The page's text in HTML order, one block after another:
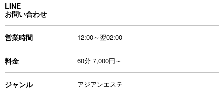
LINE
お問い合わせ
営業時間 12:00～翌02:00
料金 60分 7,000円～
ジャンル アジアンエステ